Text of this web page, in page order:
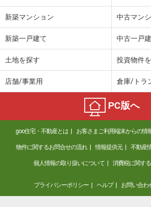
新築マンション 中古マン
新築一戸建て 中古一戸
土地を探す 投資物件
店舗/事業用 倉庫/トラ
PC版へ
goo住宅・不動産とは お客さまご利用端末からの情
物件に関するお問合せの流れ 情報提供元 不動産
個人情報の取り扱いについて 消費税に関す
プライバシーポリシー ヘルプ お問い合わ